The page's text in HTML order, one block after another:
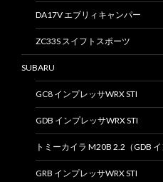
DA17V エブリィキャンパー
ZC33S スイフトスポーツ
SUBARU
GC8 インプレッサWRX STI
GDB インプレッサWRX STI
トミーカイラ M20B 2.2（GDB イ
GRB インプレッサWRX STI